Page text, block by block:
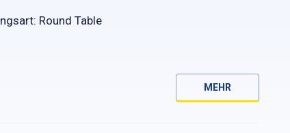
Round Table
MEHR